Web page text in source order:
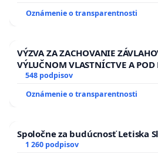
Oznámenie o transparentnosti
VÝZVA ZA ZACHOVANIE
VÝLUČNOM VLASTNÍCTVE A
SLOVENSKEJ REPUBLIKY &
kanálov na Slovensku
548 podpisov
Oznámenie o transparentnosti
Spoločne za budúcnosť Letiska
1 260 podpisov